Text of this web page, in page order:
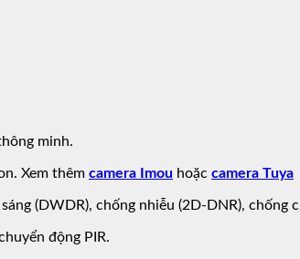
minh.
Xem thêm camera Imou hoặc camera Tuya
(DWDR), chống nhiễu (2D-DNR), chống
động PIR.